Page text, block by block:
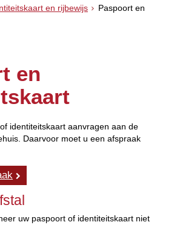
en rijbewijs
Paspoort en
en
identiteitskaart aanvragen aan de
Daarvoor moet u een afspraak
uw paspoort of identiteitskaart niet